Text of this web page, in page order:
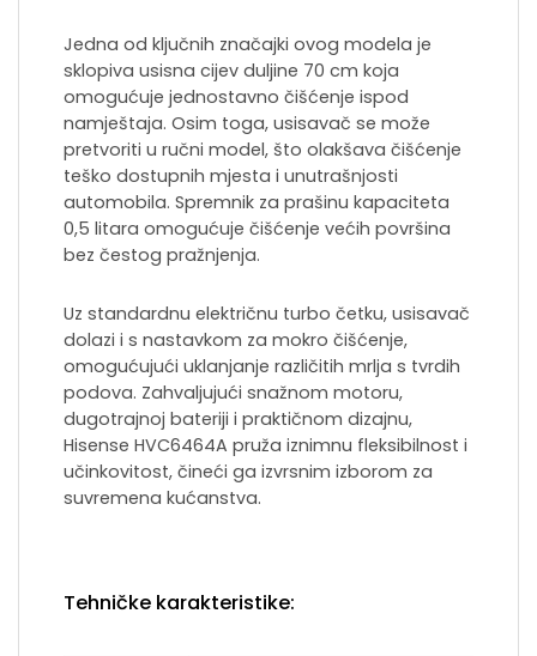
Jedna od ključnih značajki ovog modela je
sklopiva usisna cijev duljine 70 cm koja
omogućuje jednostavno čišćenje ispod
namještaja. Osim toga, usisavač se može
pretvoriti u ručni model, što olakšava čišćenje
teško dostupnih mjesta i unutrašnjosti
automobila. Spremnik za prašinu kapaciteta
0,5 litara omogućuje čišćenje većih površina
bez čestog pražnjenja.
Uz standardnu električnu turbo četku, usisavač
dolazi i s nastavkom za mokro čišćenje,
omogućujući uklanjanje različitih mrlja s tvrdih
podova. Zahvaljujući snažnom motoru,
dugotrajnoj bateriji i praktičnom dizajnu,
Hisense HVC6464A pruža iznimnu fleksibilnost i
učinkovitost, čineći ga izvrsnim izborom za
suvremena kućanstva.
Tehničke karakteristike: